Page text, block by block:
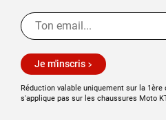
Je m'inscris
Réduction valable uniquement sur la
s'applique pas sur les chaussures Moto